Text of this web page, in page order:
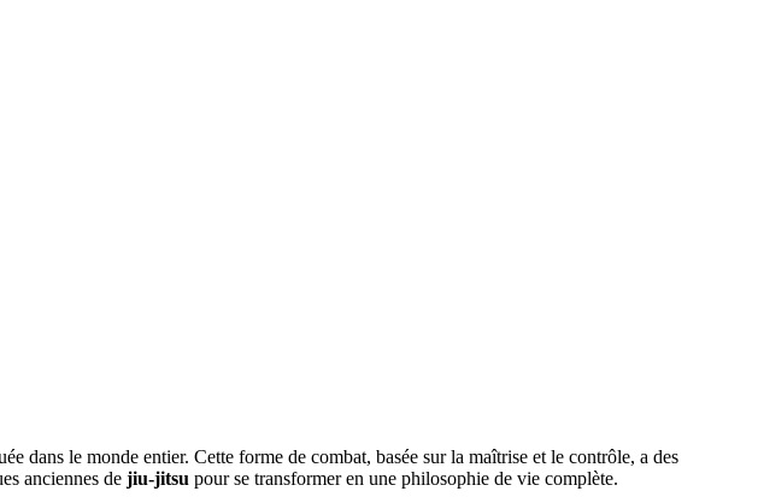
dans le monde entier. Cette forme de combat, basée sur la maîtrise et le contrôle, a des
anciennes de jiu-jitsu pour se transformer en une philosophie de vie complète.